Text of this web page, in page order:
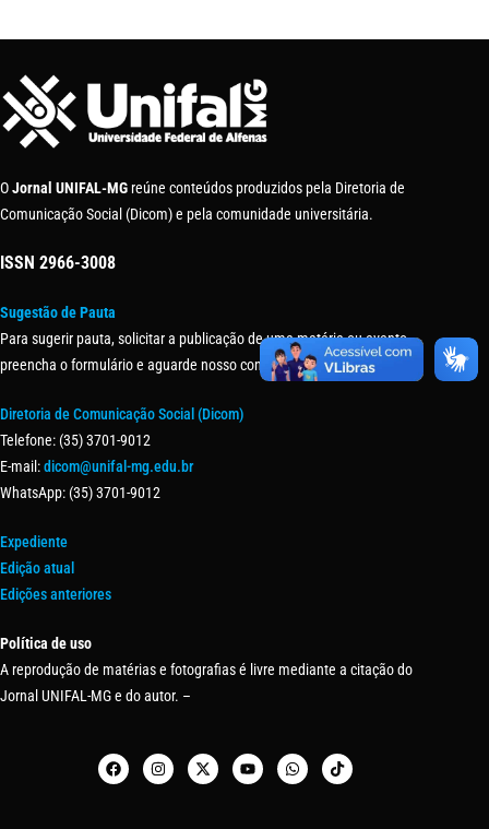
OJornal UNIFAL-MG reúne conteúdos produzidos pela Diretoria de
Comunicação Social (Dicom) e pela comunidade universitária.
ISSN 2966-3008
Sugestão de Pauta
Para sugerir pauta, solicitar a publicação de uma matéria ou evento,
preencha o formulário e aguarde nosso contato.
Diretoria de Comunicação Social (Dicom)
Telefone: (35) 3701-9012
E-mail:dicom@unifal-mg.edu.br
WhatsApp: (35) 3701-9012
Expediente
Edição atual
Edições anteriores
Política de uso
A reprodução de matérias e fotografias é livre mediante a citação do
Jornal UNIFAL-MG e do autor. –